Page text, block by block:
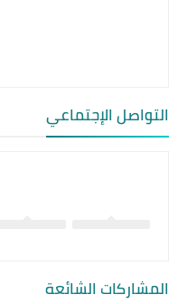
التواصل الإجتماعي
المشاركات الشائعة